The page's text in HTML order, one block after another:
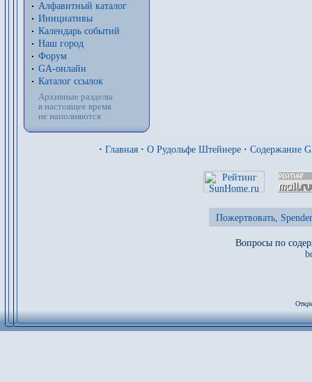
Алфавитный каталог
Инициативы
Календарь событий
Наш город
Форум
GA-онлайн
Каталог ссылок
Архивные разделы
в настоящее время
не наполняются
· Главная · О Рудольфе Штейнере · Содержание
Пожертвовать,
Вопросы по